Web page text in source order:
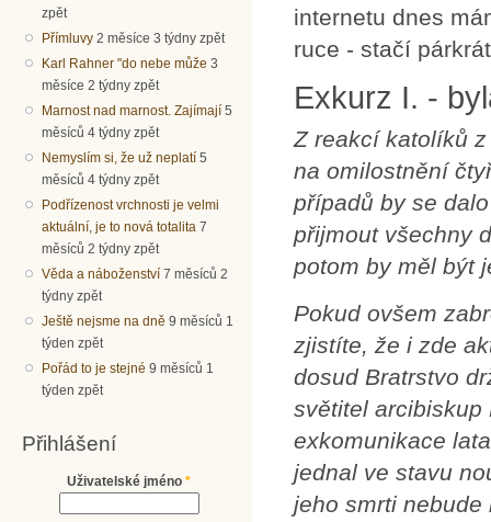
zpět
Přímluvy 2 měsíce 3 týdny zpět
Karl Rahner "do nebe může 3
měsíce 2 týdny zpět
Marnost nad marnost. Zajímají 5
měsíců 4 týdny zpět
Nemyslím si, že už neplatí 5
měsíců 4 týdny zpět
Podřízenost vrchnosti je velmi
aktuální, je to nová totalita 7
měsíců 2 týdny zpět
Věda a náboženství 7 měsíců 2
týdny zpět
Ještě nejsme na dně 9 měsíců 1
týden zpět
Pořád to je stejné 9 měsíců 1
týden zpět
Přihlášení
Uživatelské jméno *
internetu dnes
ruce - stačí
Exkurz I. -
Z reakcí katolíků
na omilostnění
případů by se
přijmout všechny
potom by měl být
Pokud ovšem
zjistíte, že i zde
dosud Bratrstvo
světitel arcibiskup
exkomunikace
jednal ve stavu
jeho smrti